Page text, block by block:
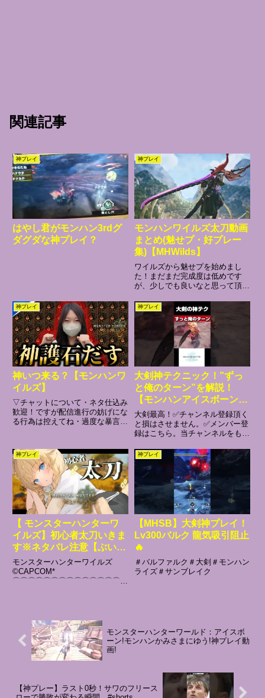
関連記事
神プレイ
はやし君がモンハン3rdグ
ダグダな神プレイ？
神プレイ
モンハンワイルズ太刀動画
まとめ(魅せプ・好プレー
集)【MHWilds】
ワイルズから魅せプを始めまし
た！まだまだ完成度は低めです
が、少しでも良いなと思って頂け
タブルからずっと太刀を使ってき
ましたが、今作は太刀をメインに
色んな武器の魅せプにも挑戦して
いこうと思ってます🗡️#モンハ...
神プレイ
神いつ来る？【モンハンワ
イルズ】
▽チャットについて・ネタ仕込み
歓迎！ですが配信進行の妨げにな
る行為は控えてね・過度な暴言や
士でチャット内での名指し、会話
や挨拶・生放送、プレイ中のゲー
ムに関係ない話、宣伝・私が話
題...
神プレイ
大剣神テクニック！”ずっ
と俺のターン”を解説！
【モンハンアイスボーン】
【MHWI】#shorts ※厳密
には怯み値は溜まるが怯み
は起きずリセット
大剣最高！✅チャンネル登録頂く
と損はさせません。✅メンバー登
録はこちら。当チャンネルをもっ
の場合はURLをコピーしてブラウ
ザーからアクセス) ▼メンバー
の加入方法と特典のまとめ
(Blog) ✅Blogはこちら(...
神プレイ
【 モンスターハンターワ
イルズ】初心者太刀いきま
す※ネタバレ注意【ぶいす
ぽっ！/ 藍沢エマ】
モンスターハンターワイルズ
©CAPCOM*
⌒⌒⌒⌒⌒⌒⌒⌒⌒⌒⌒⌒⌒⌒⌒
⌒ *ぶいすぽ所属の藍沢エマ
(AizawaEma)です！誕生日：1/31
趣味：猫をすう...
神プレイ
【MHSB】大剣神プレイ！
Lv300バルク 龍気吸引阻止
🔥
＃バルファルク＃大剣＃モンハン
ライズ＃サンブレイク
モンスターハンターワールド：アイスボ
ーン!モンハンかみさまにゆう!神プレイ動
画!
【神プレー】ラスト0秒！サワのフリース